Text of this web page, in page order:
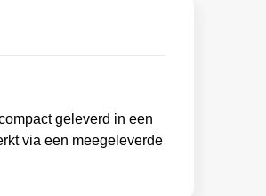
geleverd in een
via een meegeleverde